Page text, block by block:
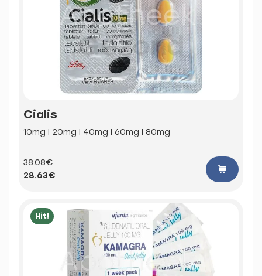
Cialis
10mg | 20mg | 40mg | 60mg | 80mg
38.08€
28.63€
Hit!